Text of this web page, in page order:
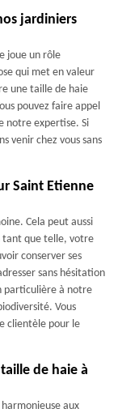
jardiniers
joue un rôle
qui met en valeur
une taille de haie
pouvez faire appel
notre expertise. Si
venir chez vous sans
Saint Etienne
Cela peut aussi
tant que telle, votre
conserver ses
sans hésitation
particulière à notre
Vous
clientèle pour le
de haie à
aux